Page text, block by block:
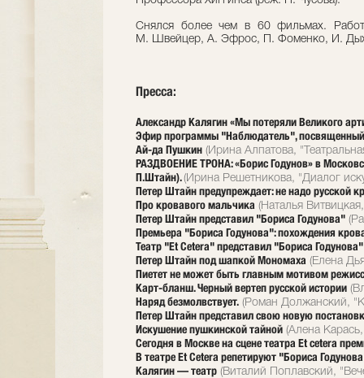
Снялся более чем в 60 фильмах.
М. Швейцер, А. Эфрос, П. Фоменко, И.
Пресса:
Александр Калягин «Мы потеряли Великого
Эфир программы "Наблюдатель", посвященный
Ай-да Пушкин (Ирина Алпатова,
РАЗДВОЕНИЕ ТРОНА: «Борис Годунов» в
П.Штайн).(Ирина Решетникова, "Диалог
Петер Штайн предупреждает: не надо русской
Про кровавого мальчика (Наталья
Петер Штайн представил "Бориса Годунова"
Премьера "Бориса Годунова": похождения
Театр "Et Cetera" представил "Бориса
Петер Штайн под шапкой Мономаха (Елена
Пиетет не может быть главным мотивом
Карт-бланш. Черный вертеп русской истории
Наряд безмолвствует. (Роман Должанский,
Петер Штайн представил свою новую
Искушение пушкинской тайной (Алена
Сегодня в Москве на сцене театра Et cetera
В театре Et Cetera репетируют "Бориса
Калягин — театр (Виталий Поплавский,